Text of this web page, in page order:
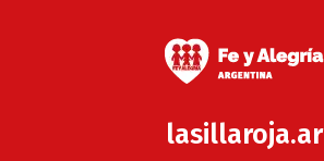
lasillaroja.ar